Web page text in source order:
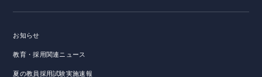
お知らせ
教育・採用関連ニュース
夏の教員採用試験実施速報